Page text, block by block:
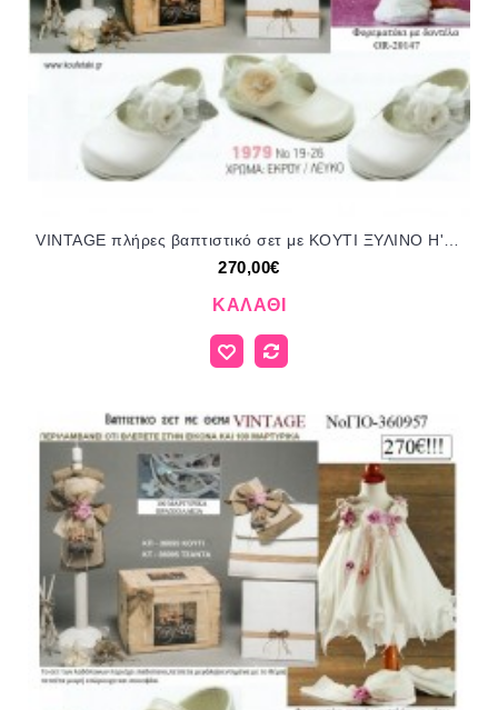
270,00€
ΚΑΛΆΘΙ